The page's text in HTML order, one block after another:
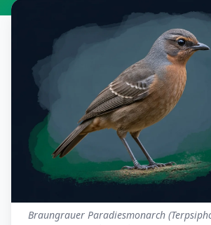
Braungrauer Paradiesmonarch